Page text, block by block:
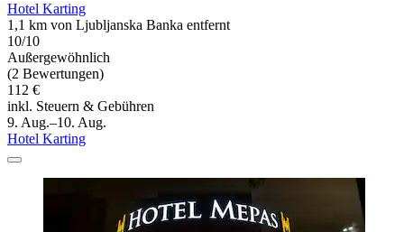
Hotel Karting
1,1 km von Ljubljanska Banka entfernt
10/10
Außergewöhnlich
(2 Bewertungen)
112 €
inkl. Steuern & Gebühren
9. Aug.–10. Aug.
Hotel Karting